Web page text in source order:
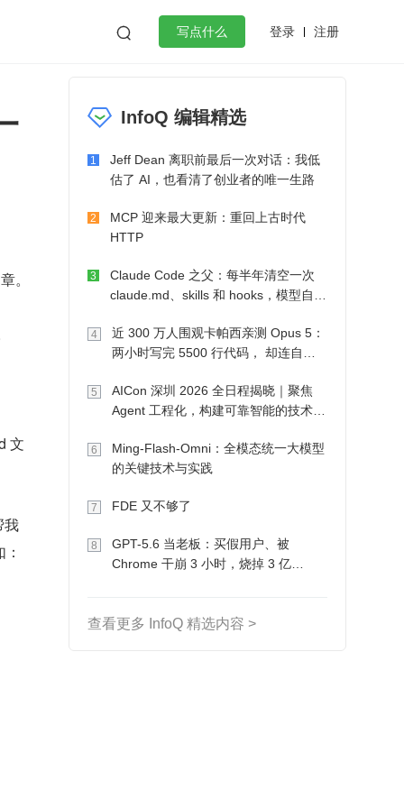
 写点什么 登录 注册
作
微服务架构 flutter
。
文
我
InfoQ 编辑精选
1
Jeff Dean 离职前最后一次对话：我低
估了 AI，也看清了创业者的唯一生路
2
MCP 迎来最大更新：重回上古时代
HTTP
3
Claude Code 之父：每半年清空一次
claude.md、skills 和 hooks，模型自己
4
近 300 万人围观卡帕西亲测 Opus 5：
两小时写完 5500 行代码， 却连自己
5
AICon 深圳 2026 全日程揭晓｜聚焦
Agent 工程化，构建可靠智能的技术路
6
Ming-Flash-Omni：全模态统一大模型
的关键技术与实践
7 FDE 又不够了
8
GPT-5.6 当老板：买假用户、被
Chrome 干崩 3 小时，烧掉 3 亿
查看更多 InfoQ 精选内容 >